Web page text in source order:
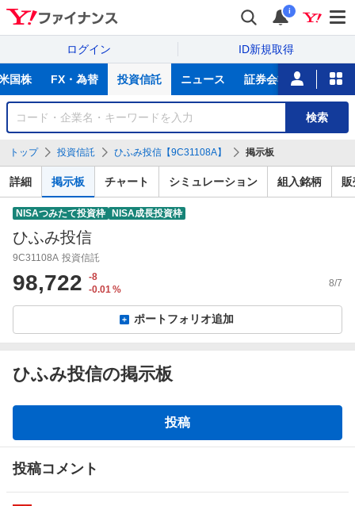
i
ログイン ID新規取得
主
な
サ
国株 FX・為替 投資信託 ニュース 証券会社比較 NISA
銘
検
索
検索
トップ 投資信託 ひふみ投信【9C31108A】 掲示板
詳細 掲示板 チャート シミュレーション 組入銘柄
NISAつみたて投資枠 NISA成長投資枠
ひふみ投信
9C31108A 投資信託
98,722
-8
-0.01 %
8/7
ポートフォリオ追加
ひふみ投信の掲示板
板
投稿
投稿コメント